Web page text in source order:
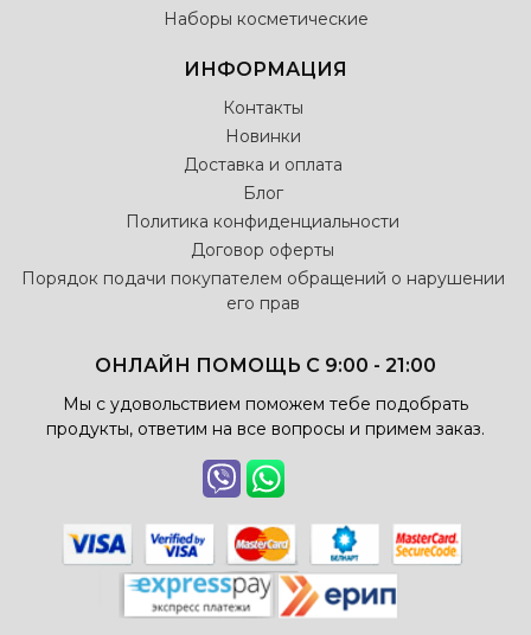
Наборы косметические
ИНФОРМАЦИЯ
Контакты
Новинки
Доставка и оплата
Блог
Политика конфиденциальности
Договор оферты
Порядок подачи покупателем обращений о нарушении
его прав
ОНЛАЙН ПОМОЩЬ С 9:00 - 21:00
Мы с удовольствием поможем тебе подобрать
продукты, ответим на все вопросы и примем заказ.